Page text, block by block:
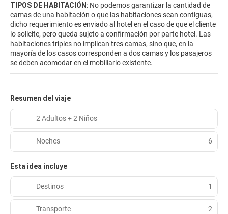
TIPOS DE HABITACIÓN : No podemos garantizar la cantidad de
camas de una habitación o que las habitaciones sean contiguas,
dicho requerimiento es enviado al hotel en el caso de que el cliente
lo solicite, pero queda sujeto a confirmación por parte hotel. Las
habitaciones triples no implican tres camas, sino que, en la
mayoría de los casos corresponden a dos camas y los pasajeros
se deben acomodar en el mobiliario existente.
Resumen del viaje
2 Adultos + 2 Niños
Noches 6
Esta idea incluye
Destinos 1
Transporte 2